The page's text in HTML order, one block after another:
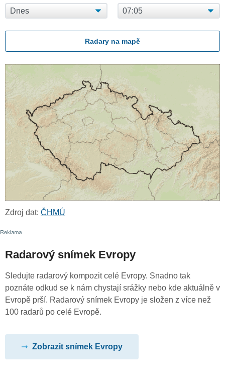
Radary na mapě
Zdroj dat: ČHMÚ
Radarový snímek Evropy
Sledujte radarový kompozit celé Evropy. Snadno tak
poznáte odkud se k nám chystají srážky nebo kde aktuálně v
Evropě prší. Radarový snímek Evropy je složen z více než
100 radarů po celé Evropě.
Zobrazit snímek Evropy